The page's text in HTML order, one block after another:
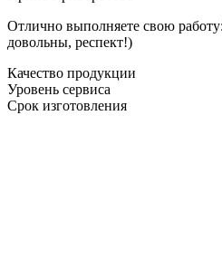
Отлично выполняете свою
довольны, респект!)
Качество продукции
Уровень сервиса
Срок изготовления